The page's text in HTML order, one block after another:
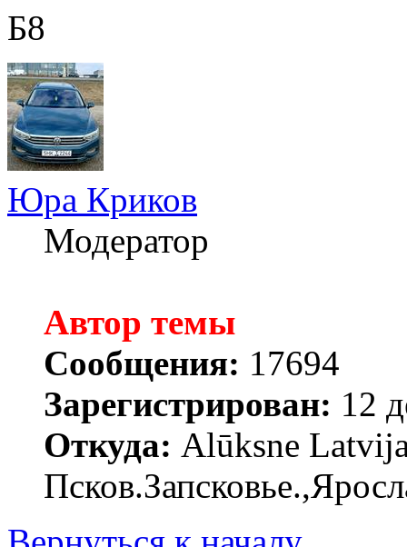
Б8
Юра Криков
Модератор
Автор темы
Сообщения: 17694
Зарегистрирован: 12
Откуда: Alūksne